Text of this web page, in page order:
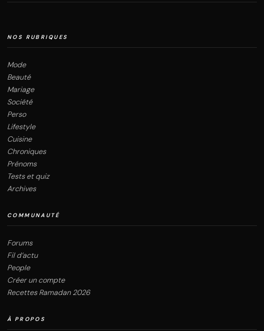
NOS RUBRIQUES
Mode
Beauté
Mariage
Société
Perso
Lifestyle
Cuisine
Chroniques
Prénoms
Tests et quiz
Archives
COMMUNAUTÉ
Forums
Fil d’actu
People
Créer un compte
Recettes Ramadan 2026
À PROPOS